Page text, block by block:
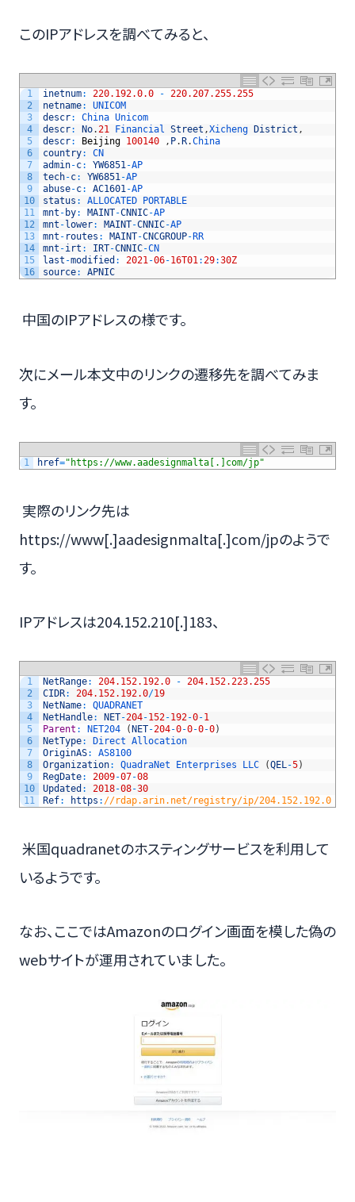
このIPアドレスを調べてみると、
1
2
3
4
5
6
7
8
9
10
11
12
13
14
15
16
inetnum: 220.192.0.0 - 220.207.255.255
netname:
UNICOM
descr: China Unicom
descr: No.21 Financial Street ,Xicheng District ,
descr: Beijing 100140 , P. R.China
country:
CN
admin-c: YW6851-AP
tech-c: YW6851-AP
abuse-c: AC1601-AP
status : ALLOCATED
PORTABLE
mnt - by: MAINT-CNNIC-AP
mnt - lower: MAINT-CNNIC-AP
mnt - routes : MAINT-CNCGROUP- RR
mnt -irt : IRT-CNNIC-CN
last -modified : 2021-06-16T01:29:30Z
source: APNIC
中国のIPアドレスの様です。
次にメール本文中のリンクの遷移先を調べてみま
す。
1 href="https://www.aadesignmalta[.]com/jp"
実際のリンク先は
https://www[.]aadesignmalta[.]com/jpのようで
す。
IPアドレスは204.152.210[.]183、
1
2
3
4
5
6
7
8
9
10
11
NetRange: 204.152.192.0 - 204.152.223.255
CIDR: 204.152.192.0/19
NetName:
QUADRANET
NetHandle: NET-204-152-192-0-1
Parent : NET204 ( NET-204-0-0-0-0)
NetType: Direct Allocation
OriginAS:
AS8100
Organization: QuadraNet Enterprises LLC (QEL-5)
RegDate: 2009-07-08
Updated : 2018-08-30
Ref: https : //rdap.arin.net/registry/ip/204.152.192.0
米国quadranetのホスティングサービスを利用して
いるようです。
なお、ここではAmazonのログイン画面を模した偽の
webサイトが運用されていました。